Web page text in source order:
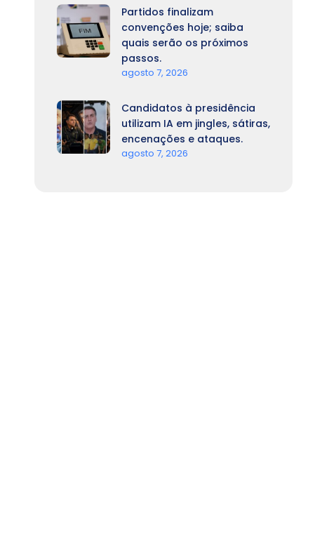
Partidos finalizam
convenções hoje; saiba
quais serão os próximos
passos.
agosto 7, 2026
Candidatos à presidência
utilizam IA em jingles, sátiras,
encenações e ataques.
agosto 7, 2026